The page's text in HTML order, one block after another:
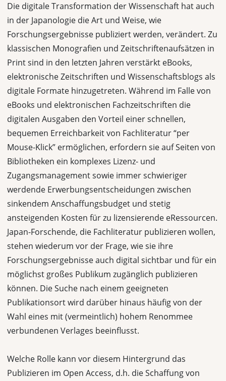
Die digitale Transformation der Wissenschaft hat auch
in der Japanologie die Art und Weise, wie
Forschungsergebnisse publiziert werden, verändert. Zu
klassischen Monografien und Zeitschriftenaufsätzen in
Print sind in den letzten Jahren verstärkt eBooks,
elektronische Zeitschriften und Wissenschaftsblogs als
digitale Formate hinzugetreten. Während im Falle von
eBooks und elektronischen Fachzeitschriften die
digitalen Ausgaben den Vorteil einer schnellen,
bequemen Erreichbarkeit von Fachliteratur “per
Mouse-Klick” ermöglichen, erfordern sie auf Seiten von
Bibliotheken ein komplexes Lizenz- und
Zugangsmanagement sowie immer schwieriger
werdende Erwerbungsentscheidungen zwischen
sinkendem Anschaffungsbudget und stetig
ansteigenden Kosten für zu lizensierende eRessourcen.
Japan-Forschende, die Fachliteratur publizieren wollen,
stehen wiederum vor der Frage, wie sie ihre
Forschungsergebnisse auch digital sichtbar und für ein
möglichst großes Publikum zugänglich publizieren
können. Die Suche nach einem geeigneten
Publikationsort wird darüber hinaus häufig von der
Wahl eines mit (vermeintlich) hohem Renommee
verbundenen Verlages beeinflusst.
Welche Rolle kann vor diesem Hintergrund das
Publizieren im Open Access, d.h. die Schaffung von